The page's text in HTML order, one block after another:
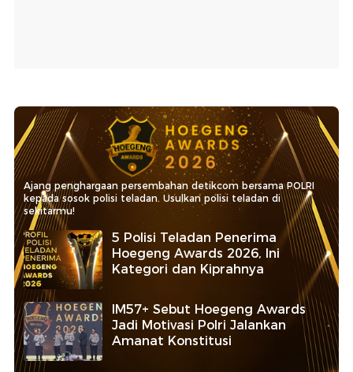
Ajang penghargaan persembahan detikcom bersama POLRI
kepada sosok polisi teladan. Usulkan polisi teladan di
sekitarmu!
5 Polisi Teladan Penerima
Hoegeng Awards 2026, Ini
Kategori dan Kiprahnya
IM57+ Sebut Hoegeng Awards
Jadi Motivasi Polri Jalankan
Amanat Konstitusi